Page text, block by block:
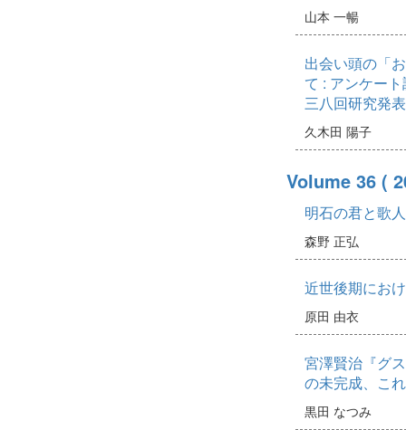
山本 一暢
出会い頭の「
て : アンケー
三八回研究発
久木田 陽子
Volume 36 (
明石の君と歌
森野 正弘
近世後期にお
原田 由衣
宮澤賢治『グ
の未完成、こ
黒田 なつみ